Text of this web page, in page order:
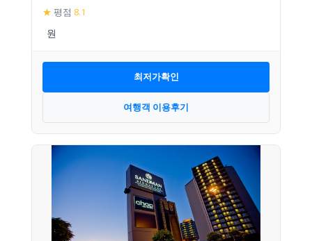
★ 평점 8.1
최저가확인
여행객 이용후기